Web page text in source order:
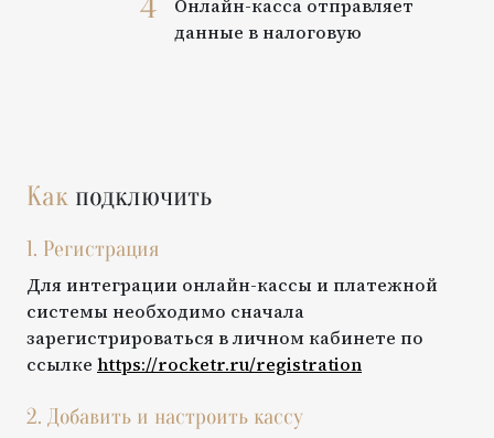
Онлайн-касса отправляет
данные в налоговую
Как подключить
1. Регистрация
Для интеграции онлайн-кассы и платежной
системы необходимо сначала
зарегистрироваться в личном кабинете по
ссылке https://rocketr.ru/registration
2. Добавить и настроить кассу